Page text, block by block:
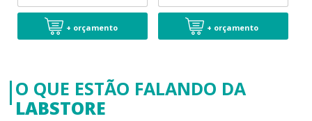
+ orçamento + orçamento
O QUE ESTÃO FALANDO DA
LABSTORE